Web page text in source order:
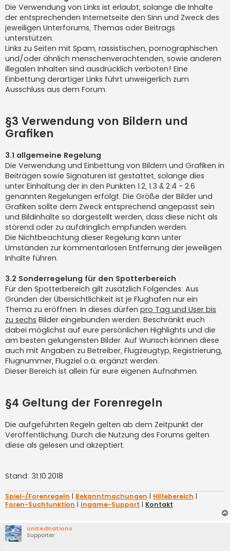
Die Verwendung von Links ist erlaubt, solange die Inhalte
der entsprechenden Internetseite den Sinn und Zweck des
jeweiligen Unterforums, Themas oder Beitrags
unterstützen.
Links zu Seiten mit Spam, rassistischen, pornographischen
und/oder ähnlich menschenverachtenden, sowie anderen
illegalen Inhalten sind ausdrücklich verboten! Eine
Einbettung derartiger Links führt unweigerlich zum
Ausschluss aus dem Forum.
§3 Verwendung von Bildern und
Grafiken
3.1 allgemeine Regelung
Die Verwendung und Einbettung von Bildern und Grafiken in
Beiträgen sowie Signaturen ist gestattet, solange dies
unter Einhaltung der in den Punkten 1.2, 1.3 & 2.4 - 2.6
genannten Regelungen erfolgt. Die Größe der Bilder und
Grafiken sollte dem Zweck entsprechend angepasst sein
und Bildinhalte so dargestellt werden, dass diese nicht als
störend oder zu aufdringlich empfunden werden.
Die Nichtbeachtung dieser Regelung kann unter
Umständen zur kommentarlosen Entfernung der jeweiligen
Inhalte führen.
3.2 Sonderregelung für den Spotterbereich
Für den Spotterbereich gilt zusätzlich Folgendes: Aus
Gründen der Übersichtlichkeit ist je Flughafen nur ein
Thema zu eröffnen. In dieses dürfen pro Tag und User bis
zu sechs Bilder eingebunden werden. Beschränkt euch
dabei möglichst auf eure persönlichen Highlights und die
am besten gelungensten Bilder. Auf Wunsch können diese
auch mit Angaben zu Betreiber, Flugzeugtyp, Registrierung,
Flugnummer, Flugziel o.ä. ergänzt werden.
Dieser Bereich ist allein für eure eigenen Aufnahmen.
§4 Geltung der Forenregeln
Die aufgeführten Regeln gelten ab dem Zeitpunkt der
Veröffentlichung. Durch die Nutzung des Forums gelten
diese als gelesen und akzeptiert.
Stand: 31.10.2018
Spiel-/Forenregeln | Bekanntmachungen | Hilfebereich |
Foren-Suchfunktion | Ingame-Support | Kontakt
unitednations
Supporter